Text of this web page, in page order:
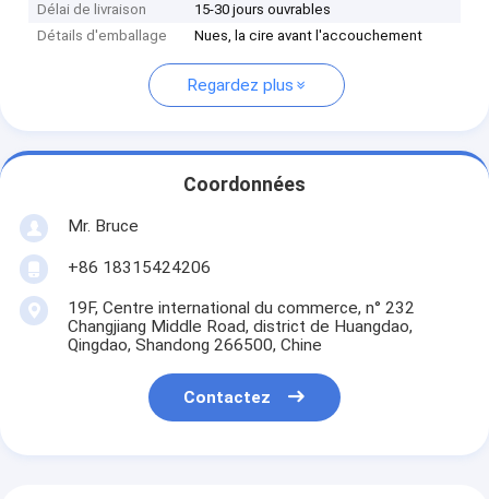
Délai de livraison
15-30 jours ouvrables
Détails d'emballage
Nues, la cire avant l'accouchement
Regardez plus
Coordonnées
Mr. Bruce
+86 18315424206
19F, Centre international du commerce, n° 232
Changjiang Middle Road, district de Huangdao,
Qingdao, Shandong 266500, Chine
Contactez